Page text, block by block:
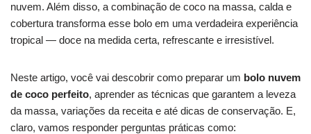
nuvem. Além disso, a combinação de coco na massa, calda e
cobertura transforma esse bolo em uma verdadeira experiência
tropical — doce na medida certa, refrescante e irresistível.
Neste artigo, você vai descobrir como preparar um bolo nuvem
de coco perfeito, aprender as técnicas que garantem a leveza
da massa, variações da receita e até dicas de conservação. E,
claro, vamos responder perguntas práticas como: